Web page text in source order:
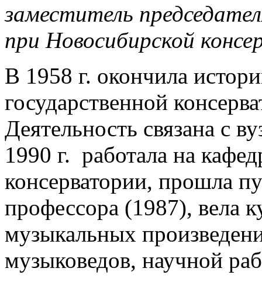
заместитель
при Новосибирской
В 1958 г. окончила
государственной
Деятельность связана с
1990 г. работала на
консерватории, прошла
профессора (1987), вела
музыкальных
музыковедов, научной